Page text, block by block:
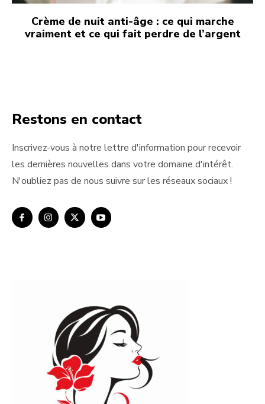
Crème de nuit anti-âge : ce qui marche
vraiment et ce qui fait perdre de l’argent
Restons en contact
Inscrivez-vous à notre lettre d'information pour recevoir
les dernières nouvelles dans votre domaine d'intérêt.
N'oubliez pas de nous suivre sur les réseaux sociaux !